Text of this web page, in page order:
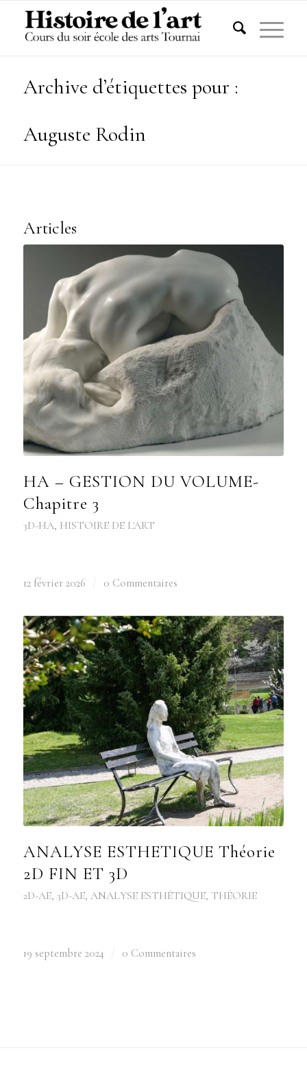
Archive d’étiquettes pour :
Auguste Rodin
Articles
HA – GESTION DU VOLUME-
Chapitre 3
3D-HA, HISTOIRE DE L'ART
12 février 2026 0 Commentaires
ANALYSE ESTHETIQUE Théorie
2D FIN ET 3D
2D-AE, 3D-AE, ANALYSE ESTHÉTIQUE, THÉORIE
19 septembre 2024 0 Commentaires